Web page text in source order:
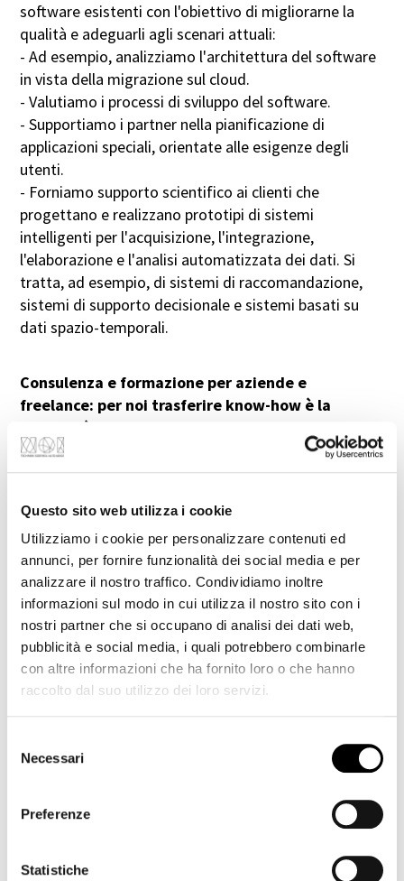
Questo sito web utilizza i cookie
Utilizziamo i cookie per personalizzare contenuti ed
annunci, per fornire funzionalità dei social media e per
analizzare il nostro traffico. Condividiamo inoltre
informazioni sul modo in cui utilizza il nostro sito con i
nostri partner che si occupano di analisi dei dati web,
pubblicità e social media, i quali potrebbero combinarle
con altre informazioni che ha fornito loro o che hanno
raccolto dal suo utilizzo dei loro servizi.
delNecessari
Preferenze
Statistiche
software esistenti con l'obiettivo di migliorarne la
qualità e adeguarli agli scenari attuali:
- Ad esempio, analizziamo l'architettura del software
in vista della migrazione sul cloud.
- Valutiamo i processi di sviluppo del software.
- Supportiamo i partner nella pianificazione di
applicazioni speciali, orientate alle esigenze degli
utenti.
- Forniamo supporto scientifico ai clienti che
progettano e realizzano prototipi di sistemi
intelligenti per l'acquisizione, l'integrazione,
l'elaborazione e l'analisi automatizzata dei dati. Si
tratta, ad esempio, di sistemi di raccomandazione,
sistemi di supporto decisionale e sistemi basati su
dati spazio-temporali.
Consulenza e formazione per aziende e
freelance: per noi trasferire know-how è la
normalità.
Per freelance e aziende che desiderano aggiornare le
proprie competenze in campo informatico o acquisire
regolarmente corsi di perfezionamento e consulenze,
ad esempio per il monitoraggio e la diagnosi di
sistemi software, prototipazione e sviluppo di sistemi
intelligenti, gestione e analisi ontologica di dati,
processi e conoscenze.
Vai al sito
Messaggio
Confermo di aver letto e compreso l’informativa
relativa al trattamento dei dati personali ai sensi
dell’articolo 13 del Regolamento (UE) 2016/679.
(Maggiori informazioni)
Invia
Contatto diretto:+39 0471 066 648